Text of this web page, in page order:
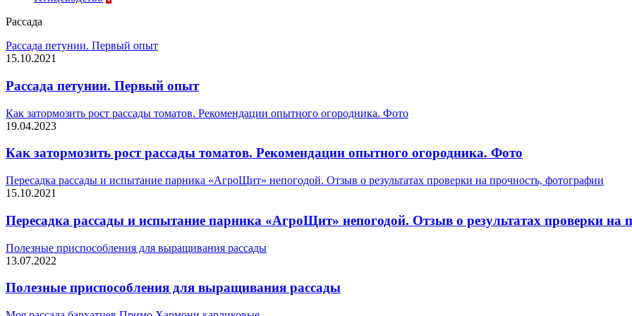
Рассада
Рассада петунии. Первый опыт
15.10.2021
Рассада петунии. Первый опыт
Как затормозить рост рассады томатов. Рекомендации опытного огородника. Фото
19.04.2023
Как затормозить рост рассады томатов. Рекомендации опытного огородника. Фото
Пересадка рассады и испытание парника «АгроЩит» непогодой. Отзыв о результатах проверки на прочность, фотографии
15.10.2021
Пересадка рассады и испытание парника «АгроЩит» непогодой. Отзыв о результатах проверки на
Полезные приспособления для выращивания рассады
13.07.2022
Полезные приспособления для выращивания рассады